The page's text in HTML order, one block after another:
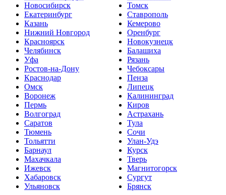
Новосибирск
Екатеринбург
Казань
Нижний Новгород
Красноярск
Челябинск
Уфа
Ростов-на-Дону
Краснодар
Омск
Воронеж
Пермь
Волгоград
Саратов
Тюмень
Тольятти
Барнаул
Махачкала
Ижевск
Хабаровск
Ульяновск
Томск
Ставрополь
Кемерово
Оренбург
Новокузнецк
Балашиха
Рязань
Чебоксары
Пенза
Липецк
Калининград
Киров
Астрахань
Тула
Сочи
Улан-Удэ
Курск
Тверь
Магнитогорск
Сургут
Брянск